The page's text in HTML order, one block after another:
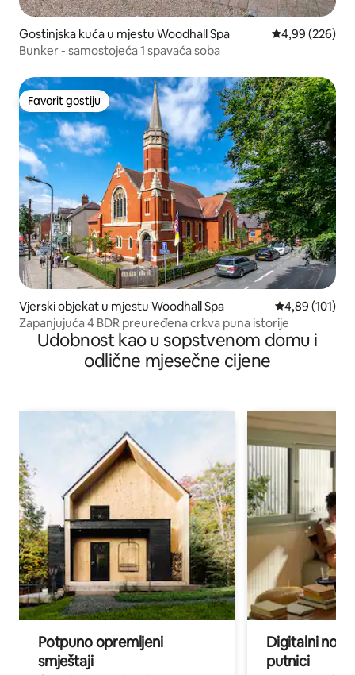
Gostinjska kuća u mjestu Woodhall Spa prosječna
4,99 (226)
Bunker - samostojeća 1 spavaća soba
Favorit gostiju
Favorit gostiju
Vjerski objekat u mjestu Woodhall Spa prosječna
4,89 (101)
Zapanjujuća 4 BDR preuređena crkva puna istorije
Udobnost kao u sopstvenom domu i
odlične mjesečne cijene
Potpuno opremljeni
smještaji
Digitalni
putnici